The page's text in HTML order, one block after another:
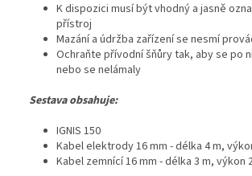
K dispozici musí být vhodný a jasně
přístroj
Mazání a údržba zařízení se nesmí
Ochraňte přívodní šňůry tak, aby se po
nebo se nelámaly
Sestava obsahuje:
IGNIS 150
Kabel elektrody 16 mm - délka 4 m,
Kabel zemnící 16 mm - délka 3 m, výkon